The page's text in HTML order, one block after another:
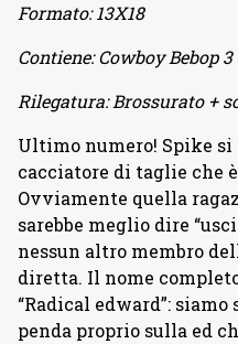
Formato: 13X18
Contiene: Cowboy Bebop 3
Rilegatura:Brossurato +
Ultimo numero! Spike
cacciatore di taglie che
Ovviamente quella
sarebbe meglio dire
nessun altro membro
diretta. Il nome
“Radical edward”:
penda proprio sulla ed